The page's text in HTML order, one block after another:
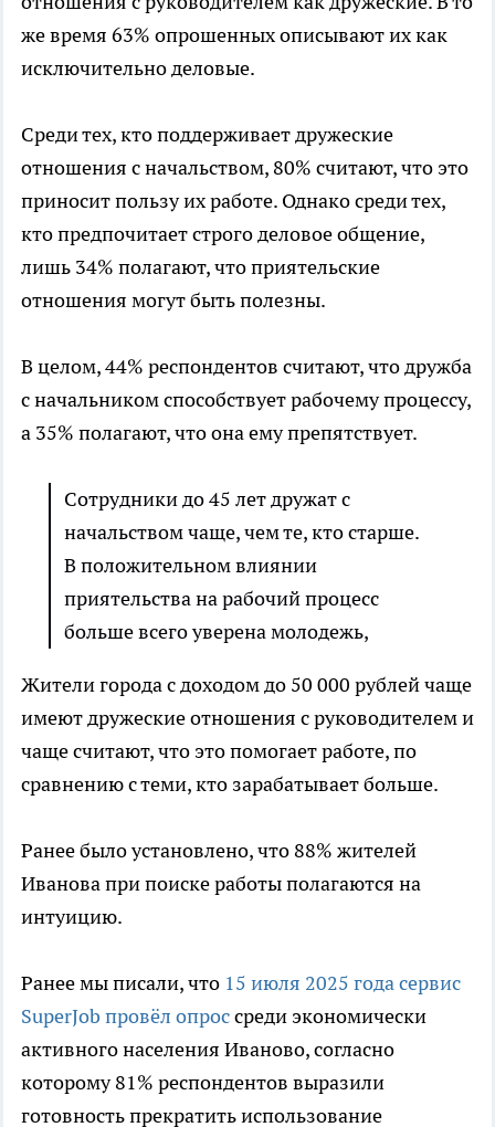
же время 63% опрошенных описывают их как
исключительно деловые.
Среди тех, кто поддерживает дружеские
отношения с начальством, 80% считают, что это
приносит пользу их работе. Однако среди тех,
кто предпочитает строго деловое общение,
лишь 34% полагают, что приятельские
отношения могут быть полезны.
В целом, 44% респондентов считают, что дружба
с начальником способствует рабочему процессу,
а 35% полагают, что она ему препятствует.
Сотрудники до 45 лет дружат с
начальством чаще, чем те, кто старше.
В положительном влиянии
приятельства на рабочий процесс
больше всего уверена молодежь,
Жители города с доходом до 50 000 рублей чаще
имеют дружеские отношения с руководителем и
чаще считают, что это помогает работе, по
сравнению с теми, кто зарабатывает больше.
Ранее было установлено, что 88% жителей
Иванова при поиске работы полагаются на
интуицию.
Ранее мы писали, что 15 июля 2025 года сервис
SuperJob провёл опроссреди экономически
активного населения Иваново, согласно
которому 81% респондентов выразили
готовность прекратить использование